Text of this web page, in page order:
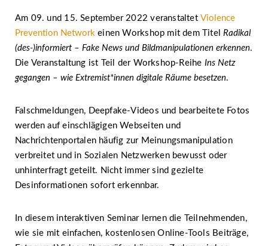
Am 09. und 15. September 2022 veranstaltetViolence
Prevention Network einen Workshop mit dem TitelRadikal
(des-)informiert – Fake News und Bildmanipulationen erkennen.
Die Veranstaltung ist Teil der Workshop-Reihe Ins Netz
gegangen – wie Extremist*innen digitale Räume besetzen.
Falschmeldungen, Deepfake-Videos und bearbeitete Fotos
werden auf einschlägigen Webseiten und
Nachrichtenportalen häufig zur Meinungsmanipulation
verbreitet und in Sozialen Netzwerken bewusst oder
unhinterfragt geteilt. Nicht immer sind gezielte
Desinformationen sofort erkennbar.
In diesem interaktiven Seminar lernen die Teilnehmenden,
wie sie mit einfachen, kostenlosen Online-Tools Beiträge,